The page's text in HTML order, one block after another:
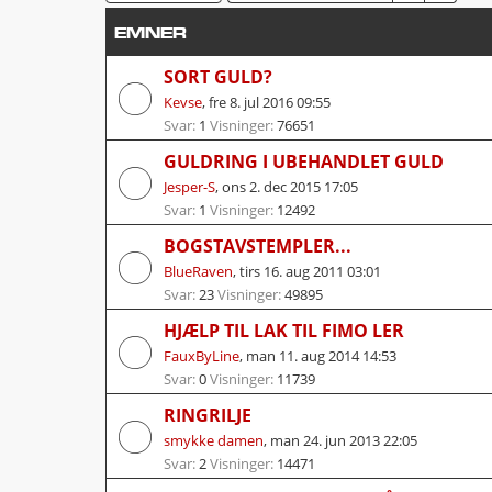
EMNER
SORT GULD?
Kevse,fre 8. jul 2016 09:55
Svar: 1 Visninger:76651
GULDRING I UBEHANDLET GULD
Jesper-S,ons 2. dec 2015 17:05
Svar: 1 Visninger: 12492
BOGSTAVSTEMPLER...
BlueRaven,tirs 16. aug 2011 03:01
Svar:23Visninger:49895
HJÆLP TIL LAK TIL FIMO LER
FauxByLine, man 11. aug 2014 14:53
Svar:0Visninger: 11739
RINGRILJE
smykke damen, man 24. jun 2013 22:05
Svar:2Visninger: 14471